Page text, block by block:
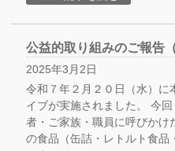
公益的取り組みのご報告（
2025年3月2日
令和７年２月２０日（水）に
イブが実施されました。 今
者・ご家族・職員に呼びかけ
の食品（缶詰・レトルト食品